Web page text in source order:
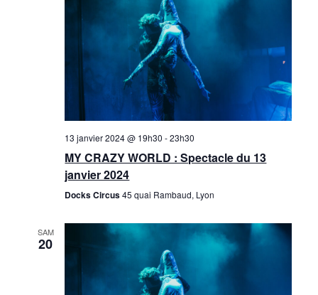
13 janvier 2024 @ 19h30 -23h30
MY CRAZY WORLD : Spectacle du 13
janvier 2024
Docks Circus45 quai Rambaud, Lyon
SAM
20